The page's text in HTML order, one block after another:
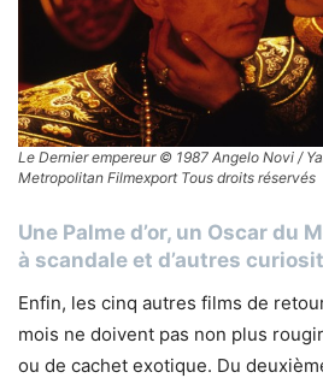
Le Dernier empereur © 1987 Angelo Novi /
Metropolitan Filmexport Tous droits réservés
Une Palme d’or, un Oscar du
à scandale et d’autres
Enfin, les cinq autres films de
mois ne doivent pas non plus
ou de cachet exotique. Du